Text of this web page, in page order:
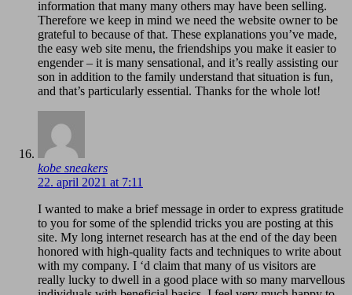
information that many many others may have been selling.
Therefore we keep in mind we need the website owner to be
grateful to because of that. These explanations you’ve made,
the easy web site menu, the friendships you make it easier to
engender – it is many sensational, and it’s really assisting our
son in addition to the family understand that situation is fun,
and that’s particularly essential. Thanks for the whole lot!
kobe sneakers
22. april 2021 at 7:11
I wanted to make a brief message in order to express gratitude
to you for some of the splendid tricks you are posting at this
site. My long internet research has at the end of the day been
honored with high-quality facts and techniques to write about
with my company. I ‘d claim that many of us visitors are
really lucky to dwell in a good place with so many marvellous